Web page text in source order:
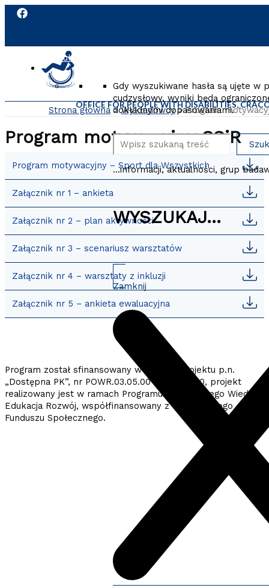
Przejdź
strony
Szukaj
Gdy wyszukiwane hasła są ujęte w
cudzysłowy, wyniki będą
dokładnymi dopasowaniami.
Szukaj
...informacji, aktualności, grup
WYSZUKAJ...
Zamknij
OFFICE FOR PEOPLE WITH DISABILITIES,
Strona główna Wykładowcy Program
Program motywacyjny CSiR
Program motywacyjny – Sport dla Wszystkich
Załącznik nr 1 – ankieta
Załącznik nr 2 – plan aktywności
Załącznik nr 3 – scenariusz warsztatów
Załącznik nr 4 – warsztaty z inkluzji
Załącznik nr 5 – ankieta ewaluacyjna
Program został sfinansowany w ramach projektu p.n.
„Dostępna PK”, nr POWR.03.05.00-00-A027/20, projekt
realizowany jest w ramach Programu Operacyjnego Wiedza
Edukacja Rozwój, współfinansowany z Europejskiego
Funduszu Społecznego.